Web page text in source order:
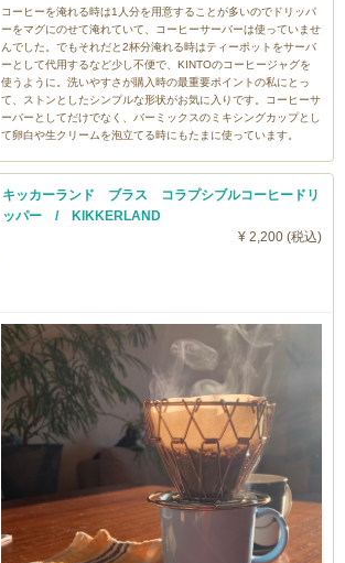
コーヒーを淹れる時は1人分を用意することが多いのでドリッパ
ーをマグにのせて淹れていて、コーヒーサーバーは使っていませ
んでした。でもそれだと2杯分淹れる時はティーポットをサーバ
ーとして代用するなど少し不便で、KINTOのコーヒージャグを
使うように。洗いやすさが購入時の最重要ポイントの私にとっ
て、ストンとしたシンプルな形状がお気に入りです。コーヒーサ
ーバーとしてだけでなく、バーミックスのミキシングカップとし
て卵白や生クリームを泡立てる時にもたまに使っています。
キッカーランド ブラス コラプシブルコーヒードリ
ッパー / KIKKERLAND
¥ 2,200 (税込)